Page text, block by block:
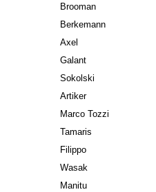
Brooman
Berkemann
Axel
Galant
Sokolski
Artiker
Marco Tozzi
Tamaris
Filippo
Wasak
Manitu